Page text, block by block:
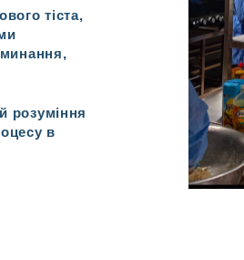
тіста,
розуміння
в